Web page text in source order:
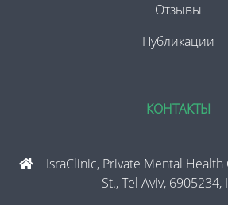
Отзывы
Публикации
КОНТАКТЫ
IsraClinic, Private Mental
St., Tel Aviv, 6905234,